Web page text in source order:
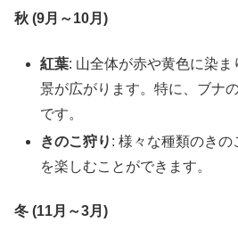
秋 (9月～10月)
紅葉: 山全体が赤や黄色に染
景が広がります。特に、ブナ
です。
きのこ狩り : 様々な種類のきの
を楽しむことができます。
冬 (11月～3月)